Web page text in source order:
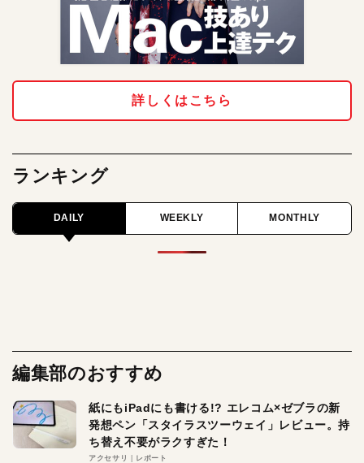
詳しくはこちら
ランキング
DAILY WEEKLY MONTHLY
編集部のおすすめ
紙にもiPadにも書ける!? エレコム×ゼブラの新
発想ペン「スタイラスツーウェイ」レビュー。持
ち替え不要がラクすぎた！
アクセサリ レポート